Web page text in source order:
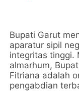
Bupati Garut
aparatur sipil
integritas tinggi.
almarhum,
Fitriana adalah
pengabdian